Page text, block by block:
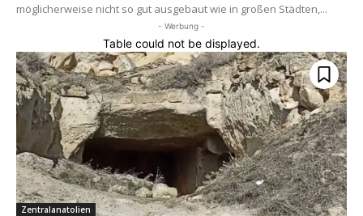
möglicherweise nicht so gut ausgebaut wie in großen Städten,...
- Werbung -
Table could not be displayed.
Zentralanatolien